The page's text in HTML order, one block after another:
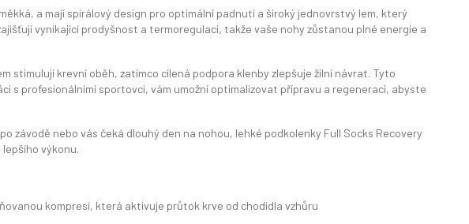
a mají spirálový design pro optimální padnutí a široký jednovrstvý lem, který
vynikající prodyšnost a termoregulaci, takže vaše nohy zůstanou plné energie a
stimulují krevní oběh, zatímco cílená podpora klenby zlepšuje žilní návrat. Tyto
s profesionálními sportovci, vám umožní optimalizovat přípravu a regeneraci, abyste
závodě nebo vás čeká dlouhý den na nohou, lehké podkolenky Full Socks Recovery
výkonu.
kompresí, která aktivuje průtok krve od chodidla vzhůru